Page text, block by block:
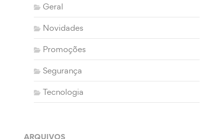
Geral
Novidades
Promoções
Segurança
Tecnologia
ARQUIVOS